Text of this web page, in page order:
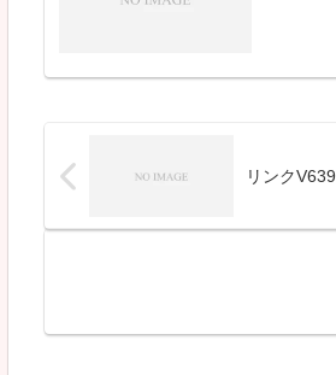
リンクV639